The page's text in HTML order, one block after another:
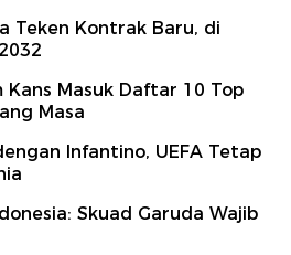
Teken Kontrak Baru, di
Kans Masuk Daftar 10 Top
Masa
Infantino, UEFA Tetap
Skuad Garuda Wajib